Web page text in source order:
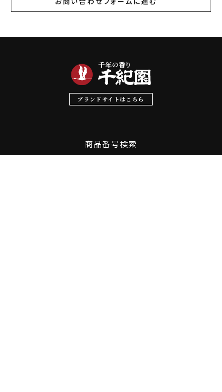
ブランドサイトはこちら
商品番号検索